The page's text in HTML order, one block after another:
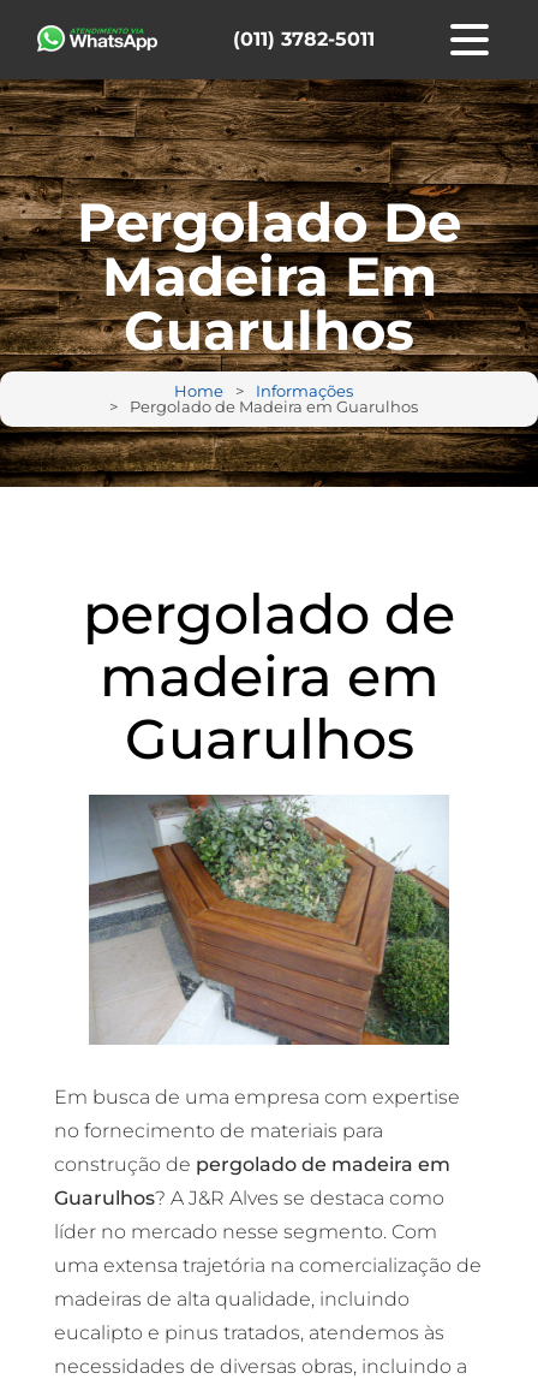
(011) 3782-5011
Pergolado De
Madeira Em
Guarulhos
Home
Informações
Pergolado de Madeira em Guarulhos
pergolado de
madeira em
Guarulhos
Em busca de uma empresa com expertise
no fornecimento de materiais para
construção de pergolado de madeira em
Guarulhos? A J&R Alves se destaca como
líder no mercado nesse segmento. Com
uma extensa trajetória na comercialização de
madeiras de alta qualidade, incluindo
eucalipto e pinus tratados, atendemos às
necessidades de diversas obras, incluindo a